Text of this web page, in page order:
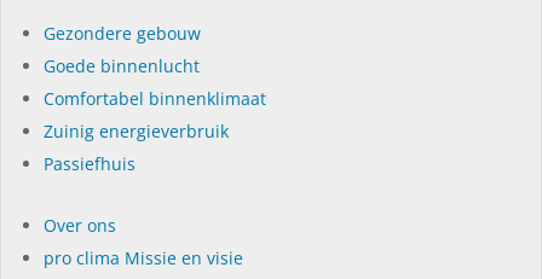
Gezondere gebouw
Goede binnenlucht
Comfortabel binnenklimaat
Zuinig energieverbruik
Passiefhuis
Over ons
pro clima Missie en visie